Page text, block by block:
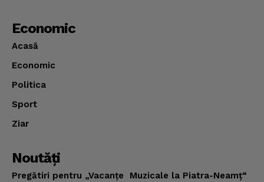
Economic
Acasă
Economic
Politica
Sport
Ziar
Noutăţi
Pregătiri pentru „Vacanţe Muzicale la Piatra-Neamţ“